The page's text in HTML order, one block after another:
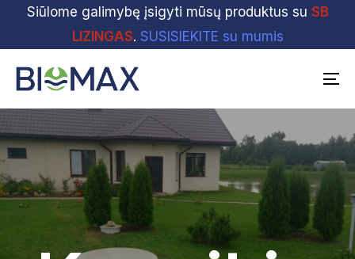
Skip
navigation
Skip
to
content
Siūlome galimybę įsigyti mūsų produktus su SB
LIZINGAS. SUSISIEKITE su mumis